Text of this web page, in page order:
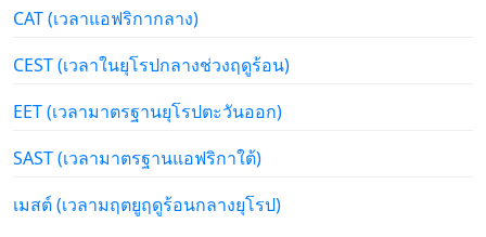
CAT (เวลาแอฟริกากลาง)
CEST (เวลาในยุโรปกลางช่วงฤดูร้อน)
EET (เวลามาตรฐานยุโรปตะวันออก)
SAST (เวลามาตรฐานแอฟริกาใต้)
เมสต์ (เวลามฤตยูฤดูร้อนกลางยุโรป)